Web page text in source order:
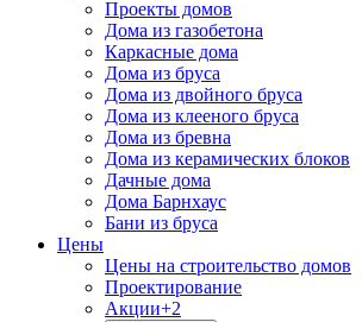
Проекты домов
Дома из газобетона
Каркасные дома
Дома из бруса
Дома из двойного бруса
Дома из клееного бруса
Дома из бревна
Дома из керамических блоков
Дачные дома
Дома Барнхаус
Бани из бруса
Цены
Цены на строительство домов
Проектирование
Акции+2